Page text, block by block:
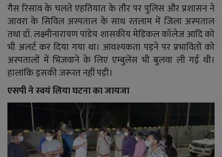
गैस रिसाव के चलते एहतियात के तौर पर पुलिस और प्रशासन ने
जावरा के सिविल अस्पताल के साथ रतलाम में जिला अस्पताल
तथा डॉ. लक्ष्मीनारायण पांडेय शासकीय मेडिकल कॉलेज आदि को
भी अलर्ट कर दिया गया था। आवश्यकता पड़ने पर प्रभावितों को
अस्पतालों में भिजवाने के लिए एम्बुलेंस भी बुलवा ली गई थी।
हालांकि इसकी जरूरत नहीं पड़ी।
एसपी ने स्वयं लिया घटना का जायजा